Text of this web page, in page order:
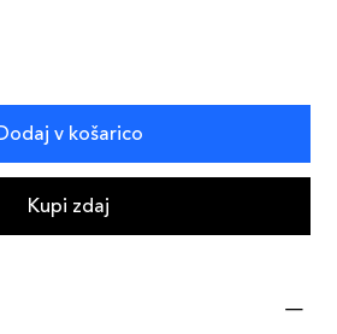
v košarico
Kupi zdaj